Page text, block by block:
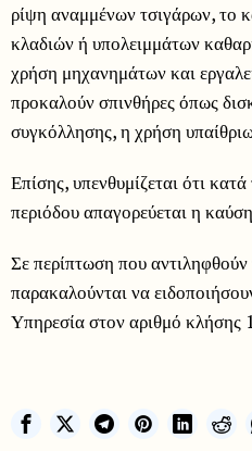
ρίψη αναμμένων τσιγάρων, το
κλαδιών ή υπολειμμάτων
χρήση μηχανημάτων και
προκαλούν σπινθήρες όπως
συγκόλλησης, η χρήση
Επίσης, υπενθυμίζεται ότι
περιόδου απαγορεύεται η
Σε περίπτωση που αντιληφθούν
παρακαλούνται να
Υπηρεσία στον αριθμό κλήσης